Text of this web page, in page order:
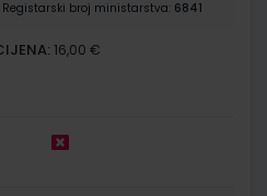
Registarski broj ministarstva: 6841
16,00 €